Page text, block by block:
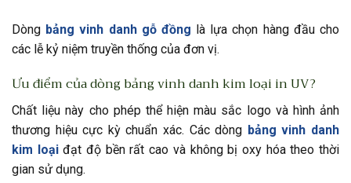
Dòng bảng vinh danh gỗ đồng là lựa chọn hàng đầu cho
các lễ kỷ niệm truyền thống của đơn vị.
Ưu điểm của dòng bảng vinh danh kim loại in UV?
Chất liệu này cho phép thể hiện màu sắc logo và hình ảnh
thương hiệu cực kỳ chuẩn xác. Các dòng bảng vinh danh
kim loạiđạt độ bền rất cao và không bị oxy hóa theo thời
gian sử dụng.